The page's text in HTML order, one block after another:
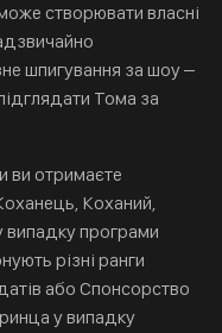
створювати власні
шпигування за шоу –
Тома за
ви отримаєте
Коханий,
програми
різні ранги
або Спонсорство
у випадку